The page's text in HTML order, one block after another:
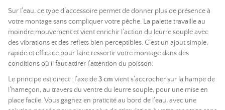
Sur l’eau, ce type d’accessoire permet de donner plus de présence à
votre montage sans compliquer votre pêche. La palette travaille au
moindre mouvement et vient enrichir l’action du leurre souple avec
des vibrations et des reflets bien perceptibles. C’est un ajout simple,
rapide et efficace pour faire ressortir votre montage dans des
conditions où il faut attirer l’attention du poisson.
Le principe est direct : l’axe de3 cm vient s’accrocher sur la hampe de
l’hameçon, au travers du ventre du leurre souple, pour une mise en
place facile. Vous gagnez en praticité au bord de l’eau, avec une